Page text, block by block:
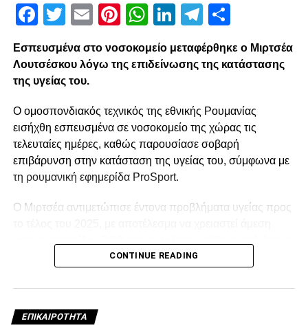
Facebook
Twitter
EmailPinterest
WhatsApp
LinkedInTelegram
Εσπευσμένα στο νοσοκομείο μεταφέρθηκε ο Μιρτσέα
Λουτσέσκου λόγω της επιδείνωσης της κατάστασης
της υγείας του.
Ο ομοσπονδιακός τεχνικός της εθνικής Ρουμανίας
εισήχθη εσπευσμένα σε νοσοκομείο της χώρας τις
τελευταίες ημέρες, καθώς παρουσίασε σοβαρή
επιβάρυνση στην κατάσταση της υγείας του, σύμφωνα με
τη ρουμανική εφημερίδα ProSport.
Ο Μιρτσέα αντιμετώπισε έντονα προβλήματα υγείας προς
κρυολόγημα, το οποίο επηρέασε αρνητικά την ήδη
αναγκαία να νοσηλευτεί. Οι πληροφορίες αναφέρουν ότι η
νοσηλείας του.
CONTINUE READING
ΕΠΙΚΑΙΡΌΤΗΤΑ